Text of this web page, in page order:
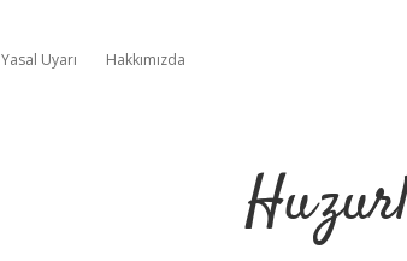
Yasal Uyarı Hakkımızda